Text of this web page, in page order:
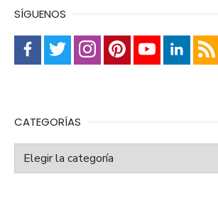
SÍGUENOS
CATEGORÍAS
Categorías